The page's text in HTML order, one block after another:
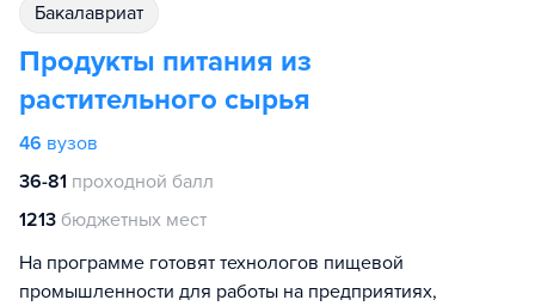
бакалавриат
Продукты питания из
растительного сырья
46 вузов
36-81 проходной балл
1213 бюджетных мест
На программе готовят технологов пищевой
промышленности для работы на предприятиях,